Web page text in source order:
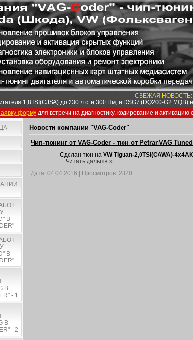
СВЕЖАЯ НОВОСТЬ:
1,8TSI(CJSA) до 230 л.с. и 300 Нм, и DSG7 (DQ200-G2 MQB)
формудля встречи на диагностику, кодирование и
В
В
В
- 1
В
- 2
Новости компании "VAG-Coder"
Чип-тюнинг от VAG-Coder - тюн от PetranVAG
Сделан тюн на VW Tiguan-2,0TSI(CAWA)-
... Читать дальше »
Дата: 04.04.2016 Просмотров: 2820